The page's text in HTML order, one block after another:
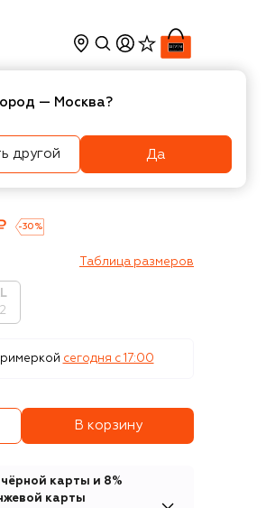
Интерьер
-30 %
Таблица размеров
сегодня c 17:00
В корзину
карты и 8%
карты
— Москва?
другой Да